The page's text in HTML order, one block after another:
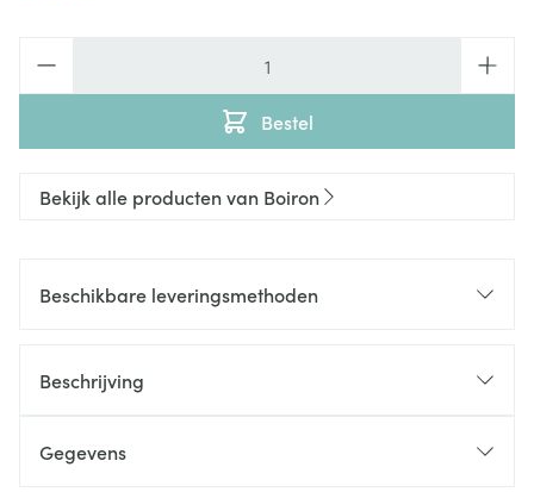
Bestel
Bekijk alle producten van Boiron
Beschikbare leveringsmethoden
Beschrijving
Gegevens